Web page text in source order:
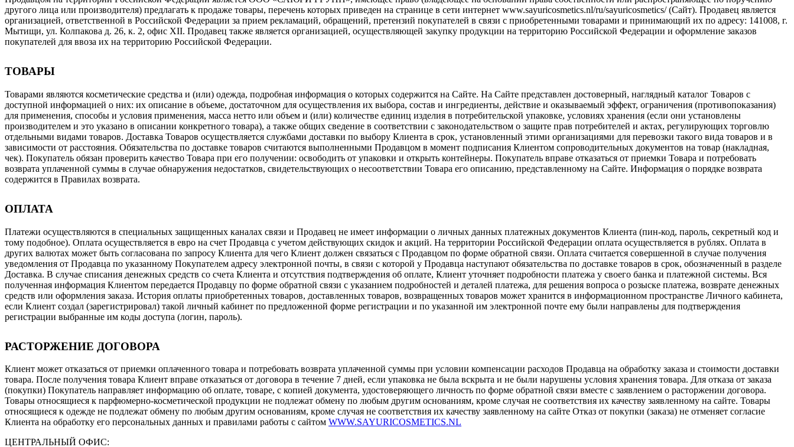
другого лица или производителя) предлагать к продаже товары, перечень которых приведен на странице в сети интернет www.sayuricosmetics.nl/ru/sayuricosmetics/ (Сайт). Продавец является
организацией, ответственной в Российской Федерации за прием рекламаций, обращений, претензий покупателей в связи с приобретенными товарами и принимающий их по адресу: 141008, г.
Мытищи, ул. Колпакова д. 26, к. 2, офис XII. Продавец также является организацией, осуществляющей закупку продукции на территорию Российской Федерации и оформление заказов
покупателей для ввоза их на территорию Российской Федерации.
ТОВАРЫ
Товарами являются косметические средства и (или) одежда, подробная информация о которых содержится на Сайте. На Сайте представлен достоверный, наглядный каталог Товаров с
доступной информацией о них: их описание в объеме, достаточном для осуществления их выбора, состав и ингредиенты, действие и оказываемый эффект, ограничения (противопоказания)
для применения, способы и условия применения, масса нетто или объем и (или) количестве единиц изделия в потребительской упаковке, условиях хранения (если они установлены
производителем и это указано в описании конкретного товара), а также общих сведение в соответствии с законодательством о защите прав потребителей и актах, регулирующих торговлю
отдельными видами товаров. Доставка Товаров осуществляется службами доставки по выбору Клиента в срок, установленный этими организациями для перевозки такого вида товаров и в
зависимости от расстояния. Обязательства по доставке товаров считаются выполненными Продавцом в момент подписания Клиентом сопроводительных документов на товар (накладная,
чек). Покупатель обязан проверить качество Товара при его получении: освободить от упаковки и открыть контейнеры. Покупатель вправе отказаться от приемки Товара и потребовать
возврата уплаченной суммы в случае обнаружения недостатков, свидетельствующих о несоответствии Товара его описанию, представленному на Сайте. Информация о порядке возврата
содержится в Правилах возврата.
ОПЛАТА
Платежи осуществляются в специальных защищенных каналах связи и Продавец не имеет информации о личных данных платежных документов Клиента (пин-код, пароль, секретный код и
тому подобное). Оплата осуществляется в евро на счет Продавца с учетом действующих скидок и акций. На территории Российской Федерации оплата осуществляется в рублях. Оплата в
других валютах может быть согласована по запросу Клиента для чего Клиент должен связаться с Продавцом по форме обратной связи. Оплата считается совершенной в случае получения
уведомления от Продавца по указанному Покупателем адресу электронной почты, в связи с которой у Продавца наступают обязательства по доставке товаров в срок, обозначенный в разделе
Доставка. В случае списания денежных средств со счета Клиента и отсутствия подтверждения об оплате, Клиент уточняет подробности платежа у своего банка и платежной системы. Вся
полученная информация Клиентом передается Продавцу по форме обратной связи с указанием подробностей и деталей платежа, для решения вопроса о розыске платежа, возврате денежных
средств или оформления заказа. История оплаты приобретенных товаров, доставленных товаров, возвращенных товаров может хранится в информационном пространстве Личного кабинета,
если Клиент создал (зарегистрировал) такой личный кабинет по предложенной форме регистрации и по указанной им электронной почте ему были направлены для подтверждения
регистрации выбранные им коды доступа (логин, пароль).
РАСТОРЖЕНИЕ ДОГОВОРА
Клиент может отказаться от приемки оплаченного товара и потребовать возврата уплаченной суммы при условии компенсации расходов Продавца на обработку заказа и стоимости доставки
товара. После получения товара Клиент вправе отказаться от договора в течение 7 дней, если упаковка не была вскрыта и не были нарушены условия хранения товара. Для отказа от заказа
(покупки) Покупатель направляет информацию об оплате, товаре, с копией документа, удостоверяющего личность по форме обратной связи вместе с заявлением о расторжении договора.
Товары относящиеся к парфюмерно-косметической продукции не подлежат обмену по любым другим основаниям, кроме случая не соответствия их качеству заявленному на сайте. Товары
относящиеся к одежде не подлежат обмену по любым другим основаниям, кроме случая не соответствия их качеству заявленному на сайте Отказ от покупки (заказа) не отменяет согласие
Клиента на обработку его персональных данных и правилами работы с сайтом WWW.SAYURICOSMETICS.NL
ЦЕНТРАЛЬНЫЙ ОФИС: